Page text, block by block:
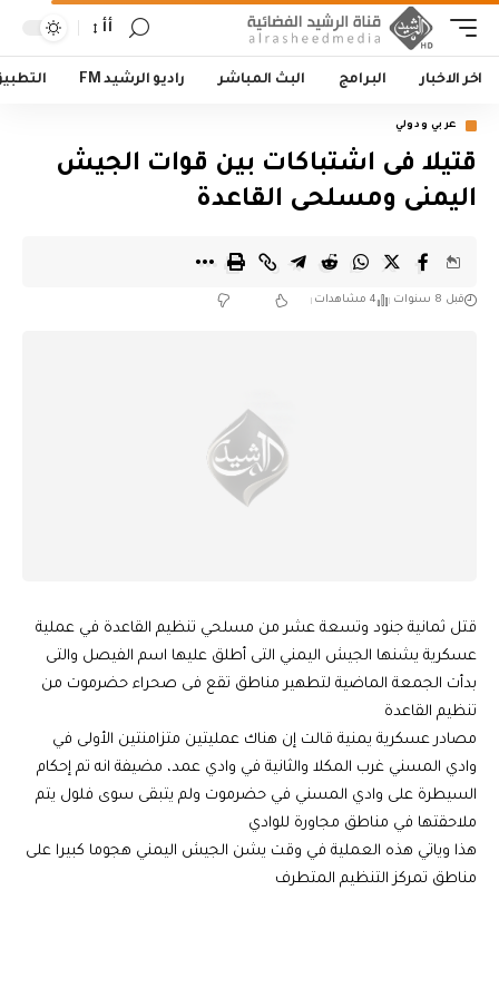
أأ
اخر الاخبار البرامج البث المباشر راديو الرشيد FM
عربي ودولي
قتيلا فى اشتباكات بين قوات الجيش
اليمنى ومسلحى القاعدة
قبل 8 سنوات 4 مشاهدات
قتل ثمانية جنود وتسعة عشر من مسلحي تنظيم القاعدة في عملية
عسكرية يشنها الجيش اليمني التى أطلق عليها اسم الفيصل والتى
بدأت الجمعة الماضية لتطهير مناطق تقع فى صحراء حضرموت من
تنظيم القاعدة
مصادر عسكرية يمنية قالت إن هناك عمليتين متزامنتين الأولى في
وادي المسني غرب المكلا والثانية في وادي عمد، مضيفة انه تم إحكام
السيطرة على وادي المسني في حضرموت ولم يتبقى سوى فلول يتم
ملاحقتها في مناطق مجاورة للوادي
هذا وياتي هذه العملية في وقت يشن الجيش اليمني هجوما كبيرا على
مناطق تمركز التنظيم المتطرف